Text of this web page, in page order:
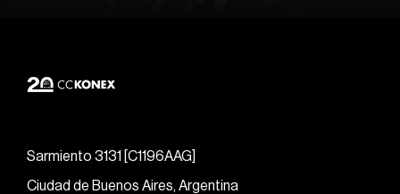
Sarmiento 3131 [C1196AAG]
Ciudad de Buenos Aires, Argentina